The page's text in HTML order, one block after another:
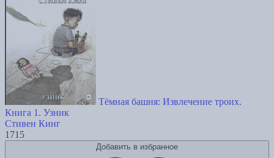
Тёмная башня: Извлечение троих.
Книга 1. Узник
Стивен Кинг
1715
Добавить в избранное